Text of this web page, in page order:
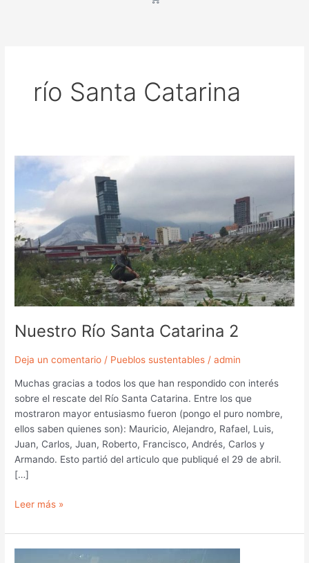
río Santa Catarina
Nuestro Río Santa Catarina 2
Deja un comentario / Pueblos sustentables /admin
Muchas gracias a todos los que han respondido con interés
sobre el rescate del Río Santa Catarina. Entre los que
mostraron mayor entusiasmo fueron (pongo el puro nombre,
ellos saben quienes son): Mauricio, Alejandro, Rafael, Luis,
Juan, Carlos, Juan, Roberto, Francisco, Andrés, Carlos y
Armando. Esto partió del articulo que publiqué el 29 de abril.
[…]
Nuestro
Santa
Catarina
2
Leer más »